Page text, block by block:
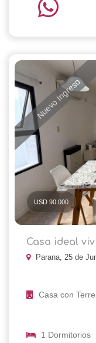
Nuevo Ingreso
USD 90.000
Casa ideal
Parana, 25 de
Casa con
1 Dormitorios